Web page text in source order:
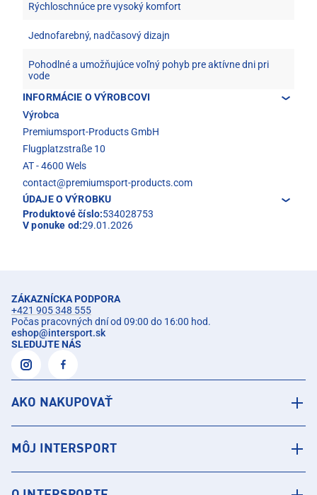
Rýchloschnúce pre vysoký komfort
Jednofarebný, nadčasový dizajn
Pohodlné a umožňujúce voľný pohyb pre aktívne dni pri
vode
INFORMÁCIE O VÝROBCOVI
Výrobca
Premiumsport-Products GmbH
Flugplatzstraße 10
AT - 4600 Wels
contact@premiumsport-products.com
ÚDAJE O VÝROBKU
Produktové číslo:534028753
V ponuke od:29.01.2026
ZÁKAZNÍCKA PODPORA
+421 905 348 555
Počas pracovných dní od 09:00 do 16:00 hod.
eshop@intersport.sk
SLEDUJTE NÁS
AKO NAKUPOVAŤ
MÔJ INTERSPORT